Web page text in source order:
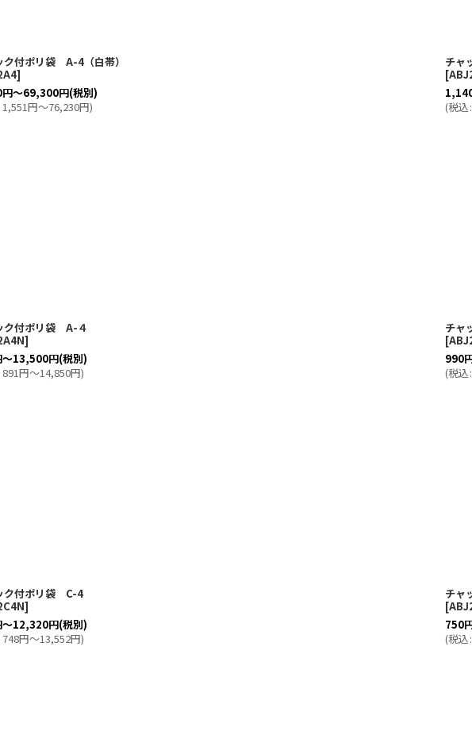
ク付ポリ袋 A-4（白帯）
]
円～69,300円(税別)
1,551円～76,230円)
チャ
[
(税込:
ク付ポリ袋 A-４
]
～13,500円(税別)
891円～14,850円)
チャ
[
990
(税込:
ク付ポリ袋 C-4
]
～12,320円(税別)
748円～13,552円)
チャ
[
750
(税込: